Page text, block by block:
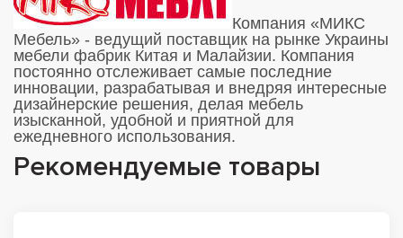
Компания «МИКС
Мебель» - ведущий поставщик на рынке Украины
мебели фабрик Китая и Малайзии. Компания
постоянно отслеживает самые последние
инновации, разрабатывая и внедряя интересные
дизайнерские решения, делая мебель
изысканной, удобной и приятной для
ежедневного использования.
Рекомендуемые товары